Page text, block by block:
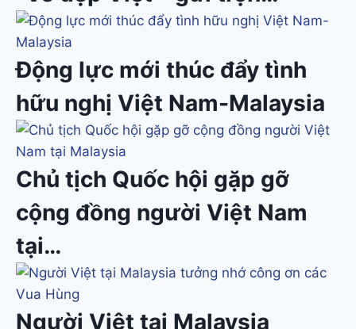
Động lực mới thúc đẩy tình
hữu nghị Việt Nam-Malaysia
Chủ tịch Quốc hội gặp gỡ
cộng đồng người Việt Nam
tại…
Người Việt tại Malaysia